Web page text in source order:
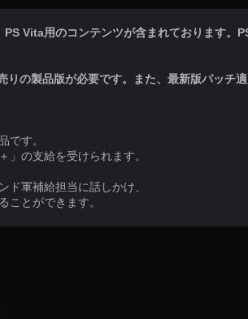
Vita用のコンテンツが含まれております
の製品版が必要です。また、最新版パッチ
です。
」の支給を受けられます。
ド軍補給担当に話しかけ、
ことができます。